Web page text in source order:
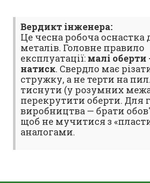
Вердикт інженера:
Це чесна робоча оснастка
металів. Головне правило
експлуатації: малі
натиск. Свердло має
стружку, а не терти на
тиснути (у розумних
перекрутити оберти. Для
виробництва — брати
щоб не мучитися з
аналогами.